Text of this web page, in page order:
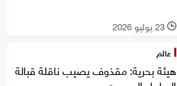
l 23 يوليو 2026
عالم
هيئة بحرية: مقذوف يصيب ناقلة قبالة